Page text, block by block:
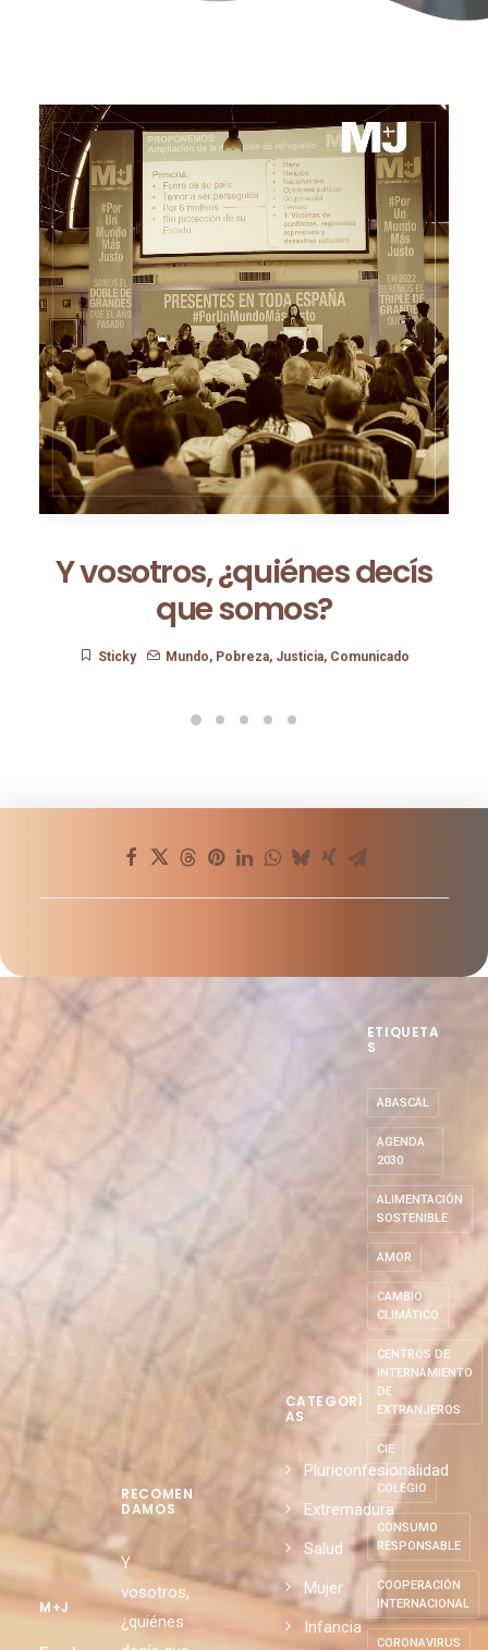
Y vosotros, ¿quiénes decís
RECOMEN
DAMOS
Y
CATEGORÍ
Pluriconfesionalidad
Extremadura
Salud
ETIQUETA
S
ABASCAL
AGENDA
2030
ALIMENTACIÓN
SOSTENIBLE
AMOR
CAMBIO
CLIMÁTICO
CENTROS DE
INTERNAMIENTO
DE
EXTRANJEROS
CIE
COLEGIO
CONSUMO
RESPONSABLE